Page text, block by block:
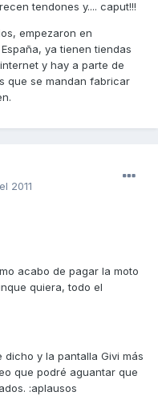
tendones y.... caput!!!
empezaron en
ya tienen tiendas
y hay a parte de
que se mandan fabricar
2011
acabo de pagar la moto
quiera, todo el
y la pantalla Givi más
que podré aguantar que
:aplausos